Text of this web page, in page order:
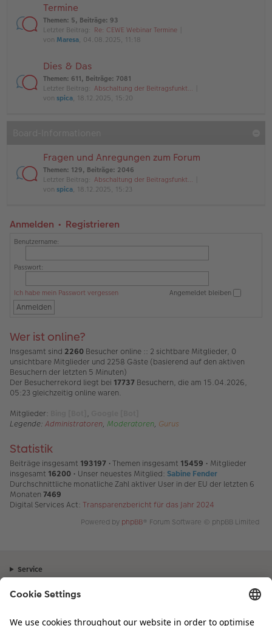
Termine
Themen: 5, Beiträge: 93
Letzter Beitrag: Re: CEWE Webinar Termine
von Maresa, 04.08.2025, 11:18
Dies & Das
Themen: 611, Beiträge: 7081
Letzter Beitrag: Abschaltung der Beitragsfunkt…
von spica, 18.12.2025, 15:20
Fragen und Anregungen zum Forum
Themen: 129, Beiträge: 2046
Letzter Beitrag: Abschaltung der Beitragsfunkt…
von spica, 18.12.2025, 15:23
Anmelden • Registrieren
Benutzername:
Passwort:
Ich habe mein Passwort vergessen Angemeldet bleiben
Wer ist online?
Insgesamt sind 2260 Besucher online :: 2 sichtbare Mitglieder, 0
unsichtbare Mitglieder und 2258 Gäste (basierend auf den aktiven
Besuchern der letzten 5 Minuten)
Der Besucherrekord liegt bei 17737 Besuchern, die am 15.04.2026,
05:23 gleichzeitig online waren.
Mitglieder:
,
Legende: Administratoren, Moderatoren, Gurus
Statistik
Beiträge insgesamt 193197 • Themen insgesamt 15459 • Mitglieder
insgesamt 16200 • Unser neuestes Mitglied: Sabine Fender
Durchschnittliche monatliche Zahl aktiver User in der EU der letzten 6
Monaten 7469
Digital Services Act: Transparenzbericht für das Jahr 2024
Powered by phpBB® Forum Software © phpBB Limited
Service